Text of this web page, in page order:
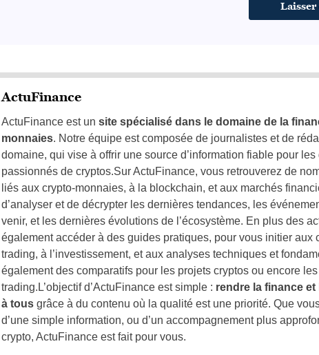
ActuFinance
ActuFinance est un site spécialisé dans le domaine de la
monnaies. Notre équipe est composée de journalistes et de
domaine, qui vise à offrir une source d’information fiable pour
passionnés de cryptos.Sur ActuFinance, vous retrouverez de
liés aux crypto-monnaies, à la blockchain, et aux marchés
d’analyser et de décrypter les dernières tendances, les
venir, et les dernières évolutions de l’écosystème. En plus des
également accéder à des guides pratiques, pour vous initier aux
trading, à l’investissement, et aux analyses techniques et
également des comparatifs pour les projets cryptos ou encore
trading.L’objectif d’ActuFinance est simple : rendre la finance
à tousgrâce à du contenu où la qualité est une priorité. Que
d’une simple information, ou d’un accompagnement plus
crypto, ActuFinance est fait pour vous.